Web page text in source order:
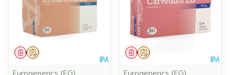
Sur prescription
Médicament Sur prescription
Médicament